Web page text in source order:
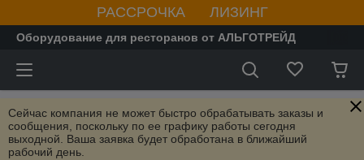
РАССРОЧКА ЛИЗИНГ
Оборудование для ресторанов от АЛЬГОТРЕЙД
Сейчас компания не может быстро обрабатывать заказы и
сообщения, поскольку по ее графику работы сегодня
выходной. Ваша заявка будет обработана в ближайший
рабочий день.